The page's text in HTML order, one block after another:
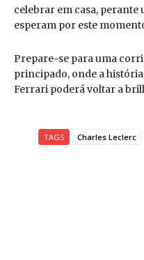
celebrar em casa, perante
esperam por este
Prepare-se para uma
principado, onde a
Ferrari poderá voltar a
TAGS Charles Leclerc